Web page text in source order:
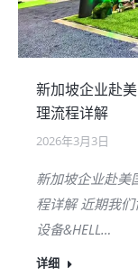
新加坡企业赴
理流程详解
2026年3月3日
新加坡企业赴美
程详解 近期我
设备&HELL…
详细